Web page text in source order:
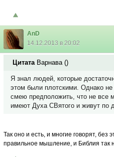
AnD
14.12.2013 в 20:02
Цитата Варнава()
Я знал людей, которые
этом были плотскими. Однако
смею предположить, что не все
имеют Духа СВятого и живут по
Так оно и есть, и многие говорят, без
правильное мышление, и Библия так